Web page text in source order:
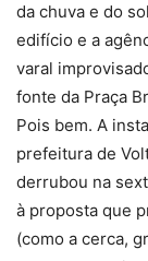
da chuva e do
edifício e a
varal
fonte da Praça
Pois bem. A
prefeitura de
derrubou na
à proposta que
(como a cerca,